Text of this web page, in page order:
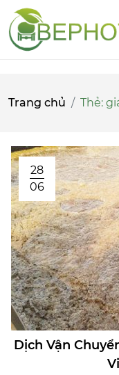
Trang chủ Thẻ:
28
06
Dịch Vận